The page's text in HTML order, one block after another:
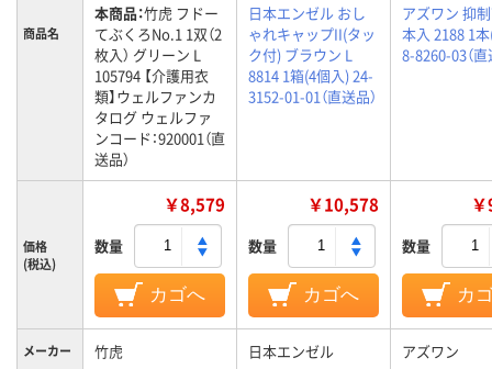
商品名
本商品：竹虎 フドー
てぶくろNo.1 1双（2
枚入） グリーン L
105794 【介護用衣
類】ウェルファンカ
タログ ウェルファ
ンコード：920001（直
送品）
日本エンゼル おし
ゃれキャップII(タッ
ク付) ブラウン L
8814 1箱(4個入) 24-
3152-01-01（直送品）
アズワン 抑
本入 2188 1
8-8260-03（直
価格
(税込)
￥8,579
数量
カゴへ
￥10,578
数量
カゴへ
数量
カ
メーカー 竹虎 日本エンゼル アズワン